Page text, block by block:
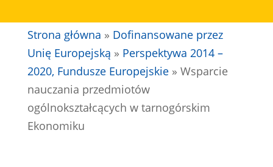
Strona główna » Dofinansowane przez
Unię Europejską » Perspektywa 2014 –
2020, Fundusze Europejskie» Wsparcie
nauczania przedmiotów
ogólnokształcących w tarnogórskim
Ekonomiku